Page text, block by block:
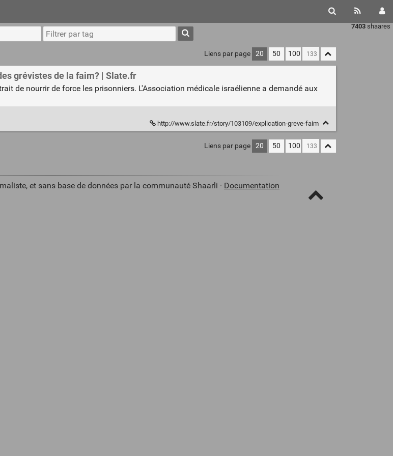
7403 shaares
Liens par page 20 50 100
grévistes de la faim? | Slate.fr
de nourrir de force les prisonniers. L'Association médicale israélienne a demandé aux
http://www.slate.fr/story/103109/explication-greve-faim
Liens par page 20 50 100
et sans base de données par la communauté Shaarli · Documentation